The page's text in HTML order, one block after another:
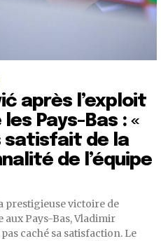
après l’exploit
Pays-Bas : «
satisfait de la
de l’équipe
prestigieuse victoire de
aux Pays-Bas, Vladimir
pas caché sa satisfaction. Le